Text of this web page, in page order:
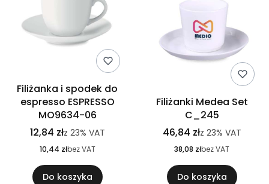
Filiżanka i spodek do
espresso ESPRESSO
MO9634-06
12,84 złz 23% VAT
10,44 złbez VAT
Do koszyka
Filiżanki Medea Set
C_245
46,84 złz 23% VAT
38,08 złbez VAT
Do koszyka